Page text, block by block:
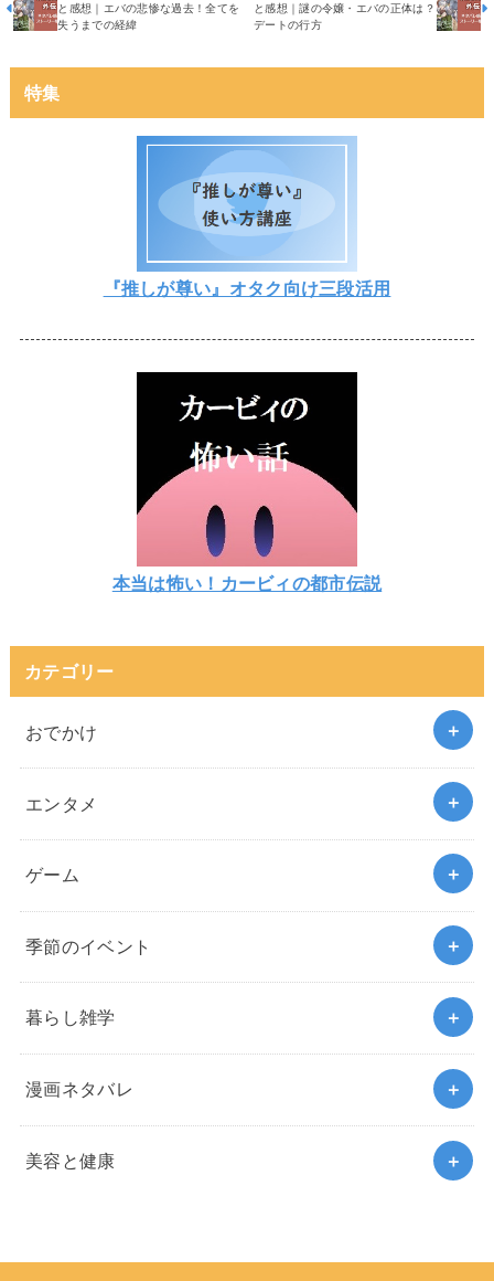
と感想｜エバの悲惨な過去！全てを
失うまでの経緯
と感想｜謎の令嬢・エバの正体は？
デートの行方
特集
『推しが尊い』オタク向け三段活用
本当は怖い！カービィの都市伝説
カテゴリー
おでかけ
エンタメ
ゲーム
季節のイベント
暮らし雑学
漫画ネタバレ
美容と健康